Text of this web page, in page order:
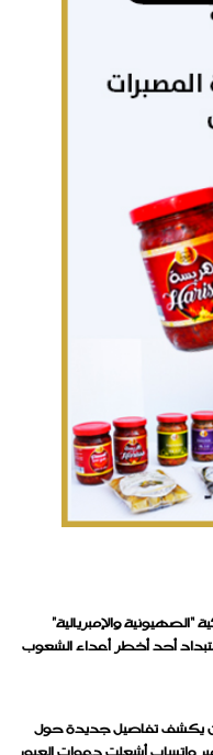
“الصهيونية والإمبريالية”
أحد أخطر أعداء الشعوب
يكشف تفاصيل جديدة حول